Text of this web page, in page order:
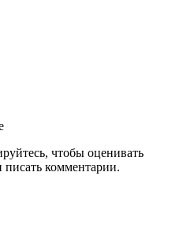
чтобы оценивать
писать комментарии.